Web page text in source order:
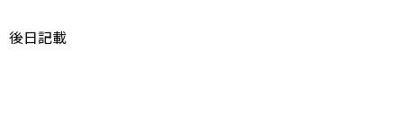
後日記載